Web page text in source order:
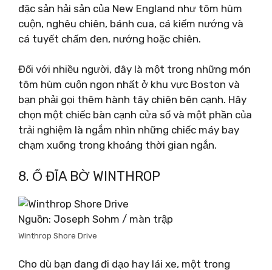
đặc sản hải sản của New England như tôm hùm
cuộn, nghêu chiên, bánh cua, cá kiếm nướng và
cá tuyết chấm đen, nướng hoặc chiên.
Đối với nhiều người, đây là một trong những món
tôm hùm cuộn ngon nhất ở khu vực Boston và
bạn phải gọi thêm hành tây chiên bên cạnh. Hãy
chọn một chiếc bàn cạnh cửa sổ và một phần của
trải nghiệm là ngắm nhìn những chiếc máy bay
chạm xuống trong khoảng thời gian ngắn.
8. Ổ ĐĨA BỜ WINTHROP
Nguồn: Joseph Sohm / màn trập
Winthrop Shore Drive
Cho dù bạn đang đi dạo hay lái xe, một trong